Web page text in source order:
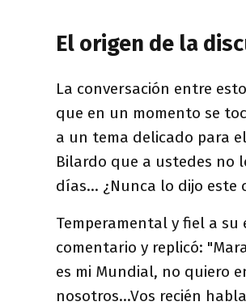
El origen de la
La conversación entre
que en un momento se
a un tema delicado para el
Bilardo que a ustedes no
días... ¿Nunca lo dijo este
Temperamental y fiel a su
comentario y replicó:
es mi Mundial, no quiero
nosotros...Vos recién